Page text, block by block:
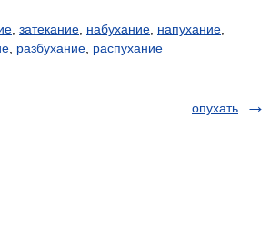
затекание набухание напухание
разбухание распухание
опухать